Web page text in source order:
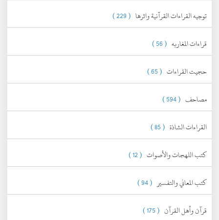
توجيه القراءات القرآنية واثرها ( 229 )
قراءات المغاربه ( 56 )
حجيت القراءات ( 65 )
مصاحف ( 594 )
القراءات الشاذة ( 85 )
كتب اللهجات والأصوات ( 12 )
كتب المعاني والتفسير ( 94 )
قرآن وأهل القرآن ( 175 )